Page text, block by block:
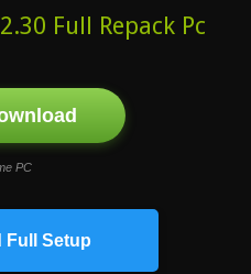
Full Repack Pc
PC
Full Setup